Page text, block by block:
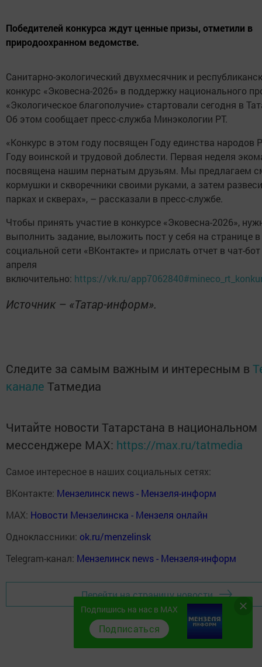
Победителей конкурса ждут ценные призы, отметили в
природоохранном ведомстве.
Санитарно-экологический двухмесячник и
конкурс «Эковесна-2026» в поддержку национального
«Экологическое благополучие» стартовали сегодня в
Об этом сообщает пресс-служба Минэкологии РТ.
«Конкурс в этом году посвящен Году единства народов
Году воинской и трудовой доблести. Первая неделя
посвящена нашим пернатым друзьям. Мы предлагаем
кормушки и скворечники своими руками, а затем
парках и скверах», – рассказали в пресс-службе.
Чтобы принять участие в конкурсе «Эковесна-2026»,
выполнить задание, выложить пост у себя на странице в
социальной сети «ВКонтакте» и прислать отчет в чат-
апреля
включительно: https://vk.ru/
Источник – «Татар-информ».
Следите за самым важным и интересным в
канале Татмедиа
Читайте новости Татарстана в национальном
мессенджере MАХ: https://max.ru/tatmedia
Самое интересное в наших социальных сетях:
ВКонтакте: Мензелинск news - Мензеля-информ
MAX: Новости Мензелинска - Мензеля онлайн
Одноклассники: ok.ru/menzelinsk
Telegram-канал: Мензелинск news - Мензеля-информ
Перейти на страницу новости
Подпишись на нас в MAX
Подписаться